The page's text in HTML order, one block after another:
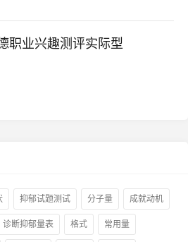
职业兴趣测评实际型
抑郁试题测试 分子量 成就动机
诊断抑郁量表 格式 常用量